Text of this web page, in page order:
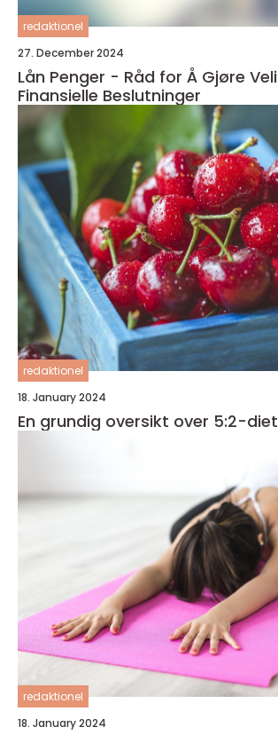
redaktionel
27. December 2024
Lån Penger - Råd for Å Gjøre
Finansielle Beslutninger
redaktionel
18. January 2024
En grundig oversikt over 5:2-
redaktionel
18. January 2024